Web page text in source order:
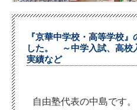
『京華中学校・高等学校
した。 ～中学入試、高校
実績など
自由塾代表の中島です。